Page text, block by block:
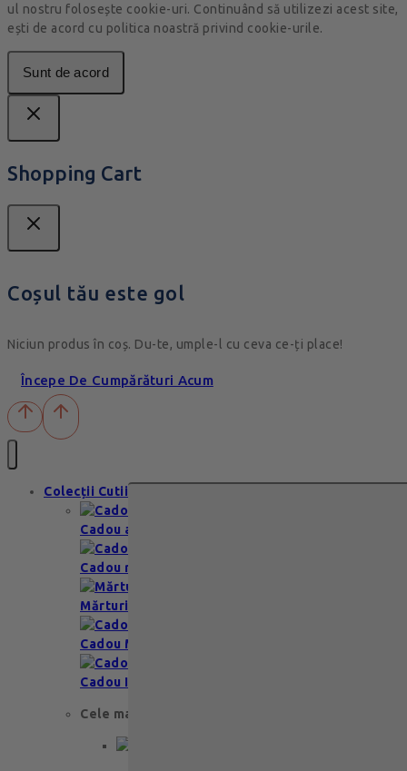
ul nostru folosește cookie-uri. Continuând să utilizezi acest site,
ești de acord cu politica noastră privind cookie-urile.
Sunt de acord
Shopping Cart
Coșul tău este gol
Niciun produs în coș. Du-te, umple-l cu ceva ce-ți place!
Începe De Cumpărături Acum
Colecții Cutii
Cadou aniversare
Cadou romantic
Mărturii nuntă & botez
Cadou Multumesc
Cadou Invitatie
Cele mai apreciate